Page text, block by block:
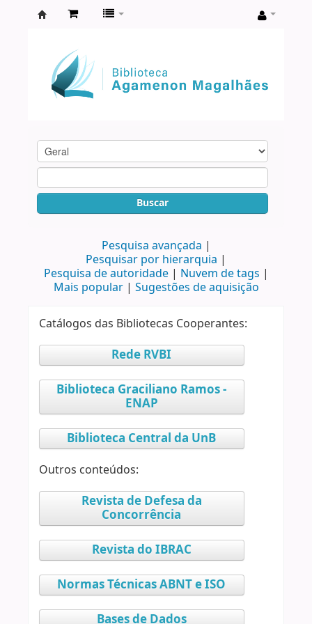
Agamenon
Magalhães
Buscar
Pesquisa avançada
Pesquisar por hierarquia
Pesquisa de autoridade
Nuvem de tags
Mais popular
Sugestões de aquisição
Catálogos das Bibliotecas Cooperantes:
Rede RVBI
Biblioteca Graciliano Ramos -
ENAP
Biblioteca Central da UnB
Outros conteúdos:
Revista de Defesa da
Concorrência
Revista do IBRAC
Normas Técnicas ABNT e ISO
Bases de Dados